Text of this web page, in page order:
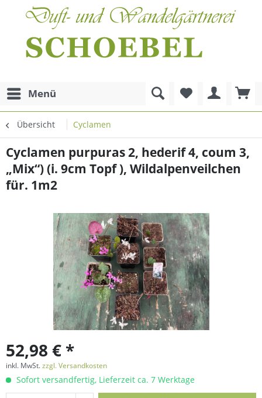
Menü
Übersicht Cyclamen
Cyclamen purpuras 2, hederif 4, coum 3,
„Mix“) (i. 9cm Topf ), Wildalpenveilchen
für. 1m2
52,98 € *
inkl. MwSt.zzgl. Versandkosten
Sofort versandfertig, Lieferzeit ca. 7 Werktage